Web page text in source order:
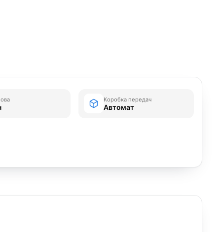
Коробка передач
Автомат